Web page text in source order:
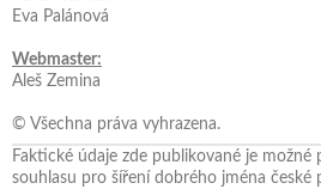
Eva Palánová
Webmaster:
Aleš Zemina
© Všechna práva vyhrazena.
Faktické údaje zde publikované je
souhlasu pro šíření dobrého jména